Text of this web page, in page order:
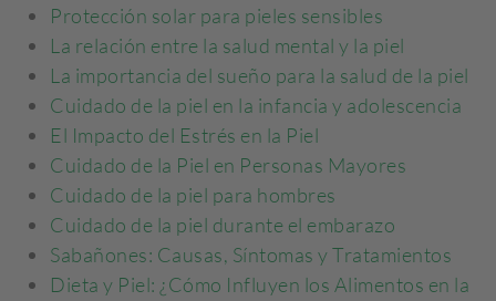
Protección solar para pieles sensibles
La relación entre la salud mental y la piel
La importancia del sueño para la salud de la piel
Cuidado de la piel en la infancia y adolescencia
El Impacto del Estrés en la Piel
Cuidado de la Piel en Personas Mayores
Cuidado de la piel para hombres
Cuidado de la piel durante el embarazo
Sabañones: Causas, Síntomas y Tratamientos
Dieta y Piel: ¿Cómo Influyen los Alimentos en la